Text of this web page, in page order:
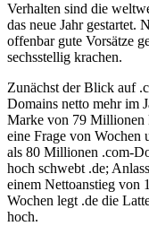
Verhalten sind die
das neue Jahr gestartet.
offenbar gute Vorsätze
sechsstellig krachen.
Zunächst der Blick auf
Domains netto mehr im
Marke von 79 Millionen
eine Frage von Wochen
als 80 Millionen .com-
hoch schwebt .de;
einem Nettoanstieg von
Wochen legt .de die
hoch.